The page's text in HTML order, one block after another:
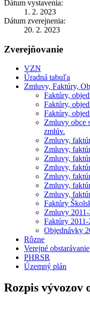
Dátum vystavenia:
1. 2. 2023
Dátum zverejnenia:
20. 2. 2023
Zverejňovanie
VZN
Úradná tabuľa
Zmluvy, Faktúry,
Faktúry,
Faktúry,
Faktúry,
Zmluvy obce
zmlúv.
Zmluvy,
Zmluvy,
Zmluvy,
Zmluvy,
Zmluvy,
Zmluvy,
Zmluvy,
Faktúry
Zmluvy
Faktúry
Objednávky
Rôzne
Verejné obstarávanie
PHRSR
Územný plán
Rozpis vývozov